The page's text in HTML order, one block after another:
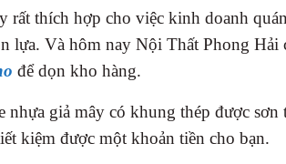
rất thích hợp cho việc kinh doanh
lựa. Và hôm nay Nội Thất Phong Hải
để dọn kho hàng.
nhựa giả mây có khung thép được
kiệm được một khoản tiền cho bạn.